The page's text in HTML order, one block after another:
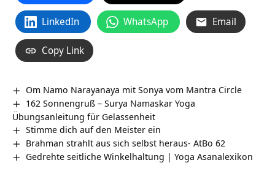
LinkedIn WhatsApp Email
Copy Link
Om Namo Narayanaya mit Sonya vom Mantra Circle
162 Sonnengruß – Surya Namaskar Yoga
Übungsanleitung für Gelassenheit
Stimme dich auf den Meister ein
Brahman strahlt aus sich selbst heraus- AtBo 62
Gedrehte seitliche Winkelhaltung | Yoga Asanalexikon